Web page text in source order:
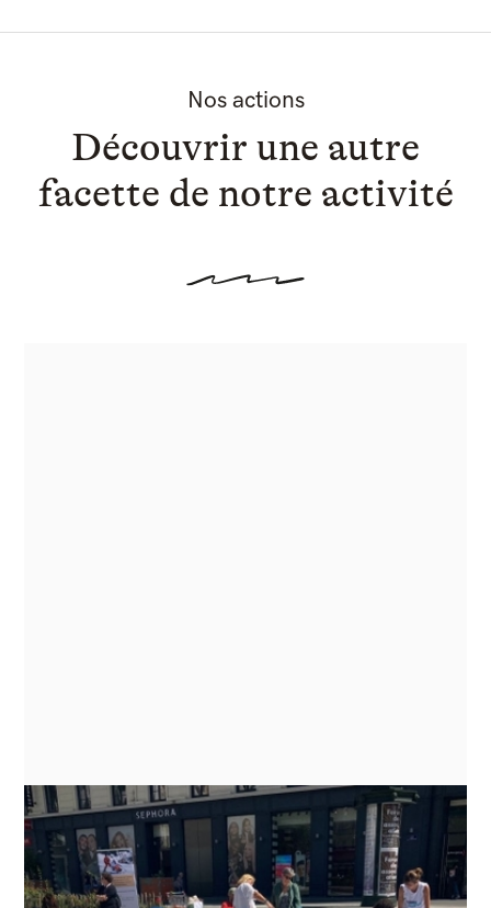
Nos actions
Découvrir une autre
facette de notre activité
Exposition photos "Je suis
comme toi, je suis comme